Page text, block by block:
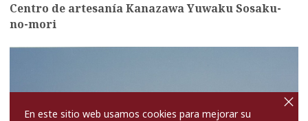
Centro de artesanía Kanazawa Yuwaku Sosaku-
no-mori
En este sitio web usamos cookies para mejorar su
o
s